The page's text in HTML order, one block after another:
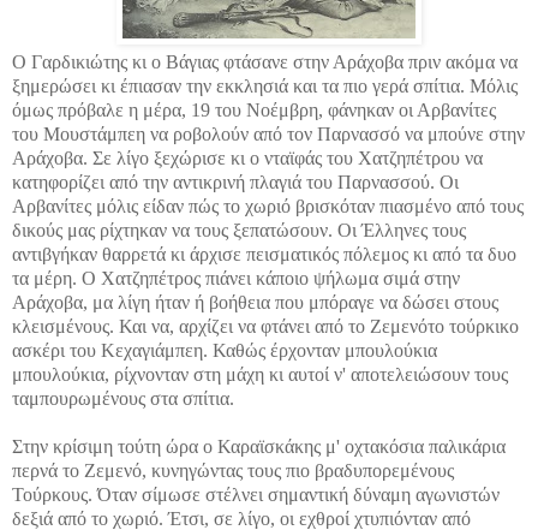
Ο Γαρδικιώτης κι ο Βάγιας φτάσανε στην Αράχοβα πριν ακόμα να
ξημερώσει κι έπιασαν την εκκλησιά και τα πιο γερά σπίτια. Μόλις
όμως πρόβαλε η μέρα, 19 του Νοέμβρη, φάνηκαν οι Αρβανίτες
του Μουστάμπεη να ροβολούν από τον Παρνασσό να μπούνε στην
Αράχοβα. Σε λίγο ξεχώρισε κι ο νταϊφάς του Χατζηπέτρου να
κατηφορίζει από την αντικρινή πλαγιά του Παρνασσού. Οι
Αρβανίτες μόλις είδαν πώς το χωριό βρισκόταν πιασμένο από τους
δικούς μας ρίχτηκαν να τους ξεπατώσουν. Οι Έλληνες τους
αντιβγήκαν θαρρετά κι άρχισε πεισματικός πόλεμος κι από τα δυο
τα μέρη. Ο Χατζηπέτρος πιάνει κάποιο ψήλωμα σιμά στην
Αράχοβα, μα λίγη ήταν ή βοήθεια που μπόραγε να δώσει στους
κλεισμένους. Και να, αρχίζει να φτάνει από το Ζεμενότο τούρκικο
ασκέρι του Κεχαγιάμπεη. Καθώς έρχονταν μπουλούκια
μπουλούκια, ρίχνονταν στη μάχη κι αυτοί ν' αποτελειώσουν τους
ταμπουρωμένους στα σπίτια.
Στην κρίσιμη τούτη ώρα ο Καραϊσκάκης μ' οχτακόσια παλικάρια
περνά το Ζεμενό, κυνηγώντας τους πιο βραδυπορεμένους
Τούρκους. Όταν σίμωσε στέλνει σημαντική δύναμη αγωνιστών
δεξιά από το χωριό. Έτσι, σε λίγο, οι εχθροί χτυπιόνταν από